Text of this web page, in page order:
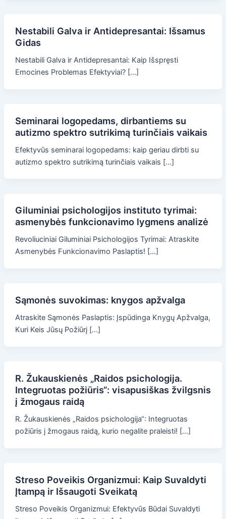
Nestabili Galva ir Antidepresantai: Išsamus
Gidas
Nestabili Galva ir Antidepresantai: Kaip Išspręsti
Emocines Problemas Efektyviai? […]
Seminarai logopedams, dirbantiems su
autizmo spektro sutrikimą turinčiais vaikais
Efektyvūs seminarai logopedams: kaip geriau dirbti su
autizmo spektro sutrikimą turinčiais vaikais […]
Giluminiai psichologijos instituto tyrimai:
asmenybės funkcionavimo lygmens analizė
Revoliuciniai Giluminiai Psichologijos Tyrimai: Atraskite
Asmenybės Funkcionavimo Paslaptis! […]
Sąmonės suvokimas: knygos apžvalga
Atraskite Sąmonės Paslaptis: Įspūdinga Knygų Apžvalga,
Kuri Keis Jūsų Požiūrį […]
R. Žukauskienės „Raidos psichologija.
Integruotas požiūris“: visapusiškas žvilgsnis
į žmogaus raidą
R. Žukauskienės „Raidos psichologija“: Integruotas
požiūris į žmogaus raidą, kurio negalite praleisti! […]
Streso Poveikis Organizmui: Kaip Suvaldyti
Įtampą ir Išsaugoti Sveikatą
Streso Poveikis Organizmui: Efektyvūs Būdai Suvaldyti